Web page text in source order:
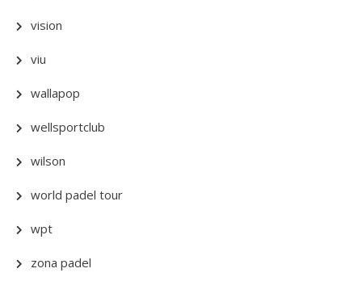
vision
viu
wallapop
wellsportclub
wilson
world padel tour
wpt
zona padel